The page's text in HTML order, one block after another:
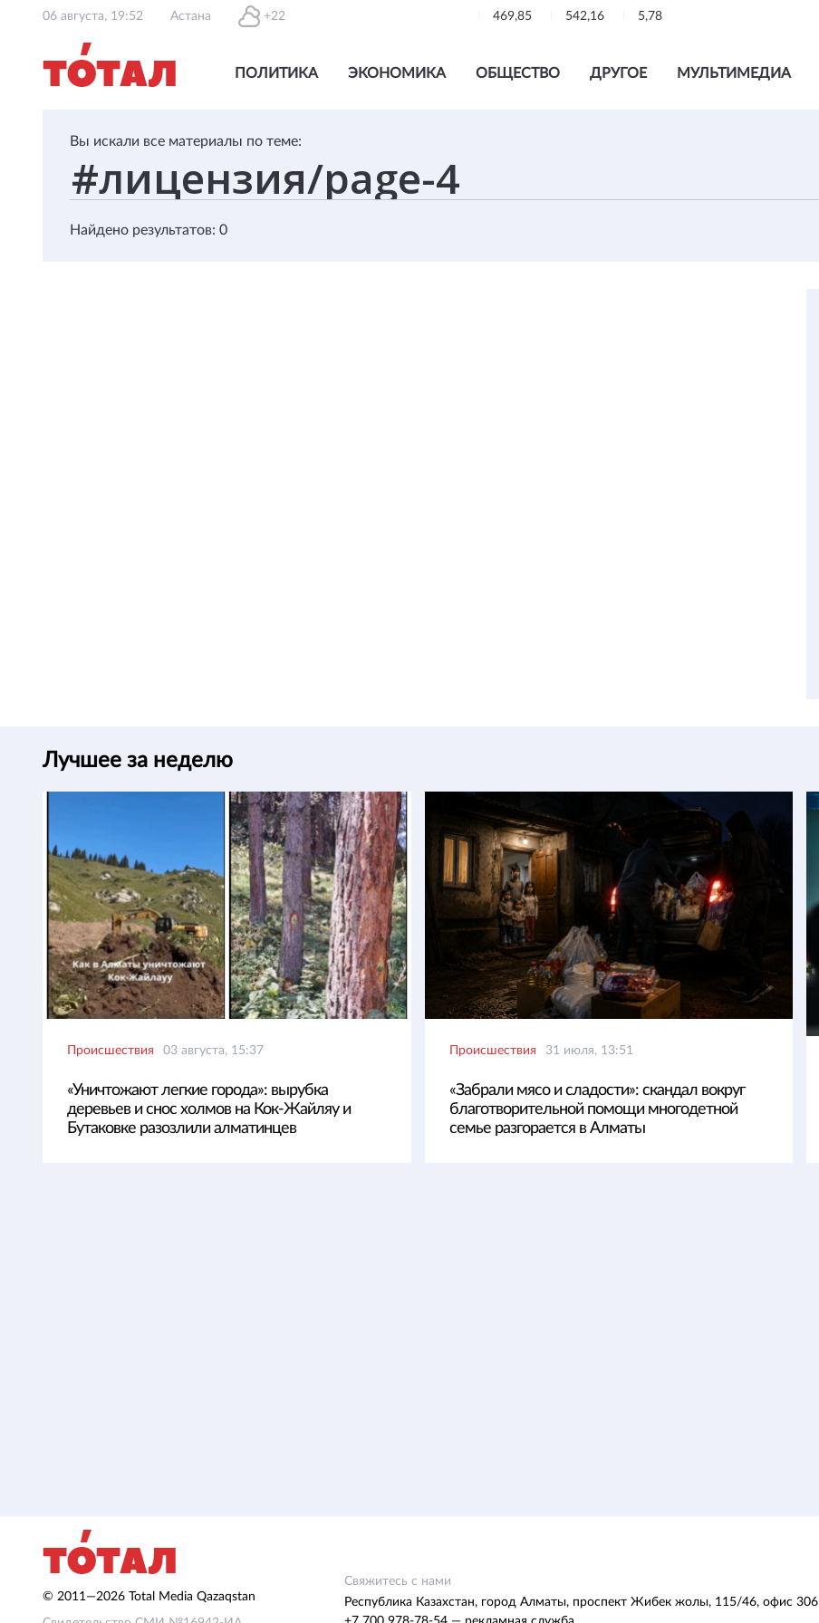
06 августа, 19:52 Астана +22 469,85 542,16 5,78
ПОЛИТИКА ЭКОНОМИКА ОБЩЕСТВО ДРУГОЕ МУЛЬТИМЕДИА
Вы искали все материалы по теме:
Найдено результатов: 0
Лучшее за неделю
Происшествия 03 августа, 15:37
«Уничтожают легкие города»: вырубка
деревьев и снос холмов на Кок-Жайляу и
Бутаковке разозлили алматинцев
Происшествия 31 июля, 13:51
«Забрали мясо и сладости»: скандал вокруг
благотворительной помощи многодетной
семье разгорается в Алматы
© 2011—2026 Total Media Qazaqstan
Свяжитесь с нами
Республика Казахстан, город Алматы, проспект Жибек жолы, 115/46, офис 306